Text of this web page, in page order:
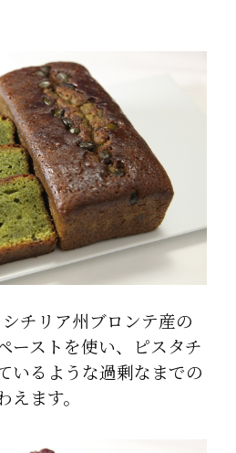
リア州ブロンテ産の
ーストを使い、ピスタチ
いるような過剰なまでの
ます。